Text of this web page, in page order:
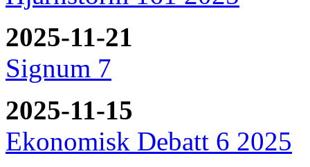
2025-11-21
Signum 7
2025-11-15
Ekonomisk Debatt 6 2025